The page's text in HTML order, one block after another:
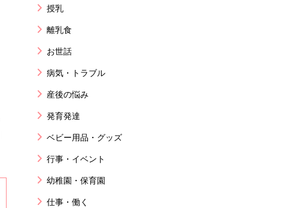
授乳
離乳食
お世話
病気・トラブル
産後の悩み
発育発達
ベビー用品・グッズ
行事・イベント
幼稚園・保育園
仕事・働く